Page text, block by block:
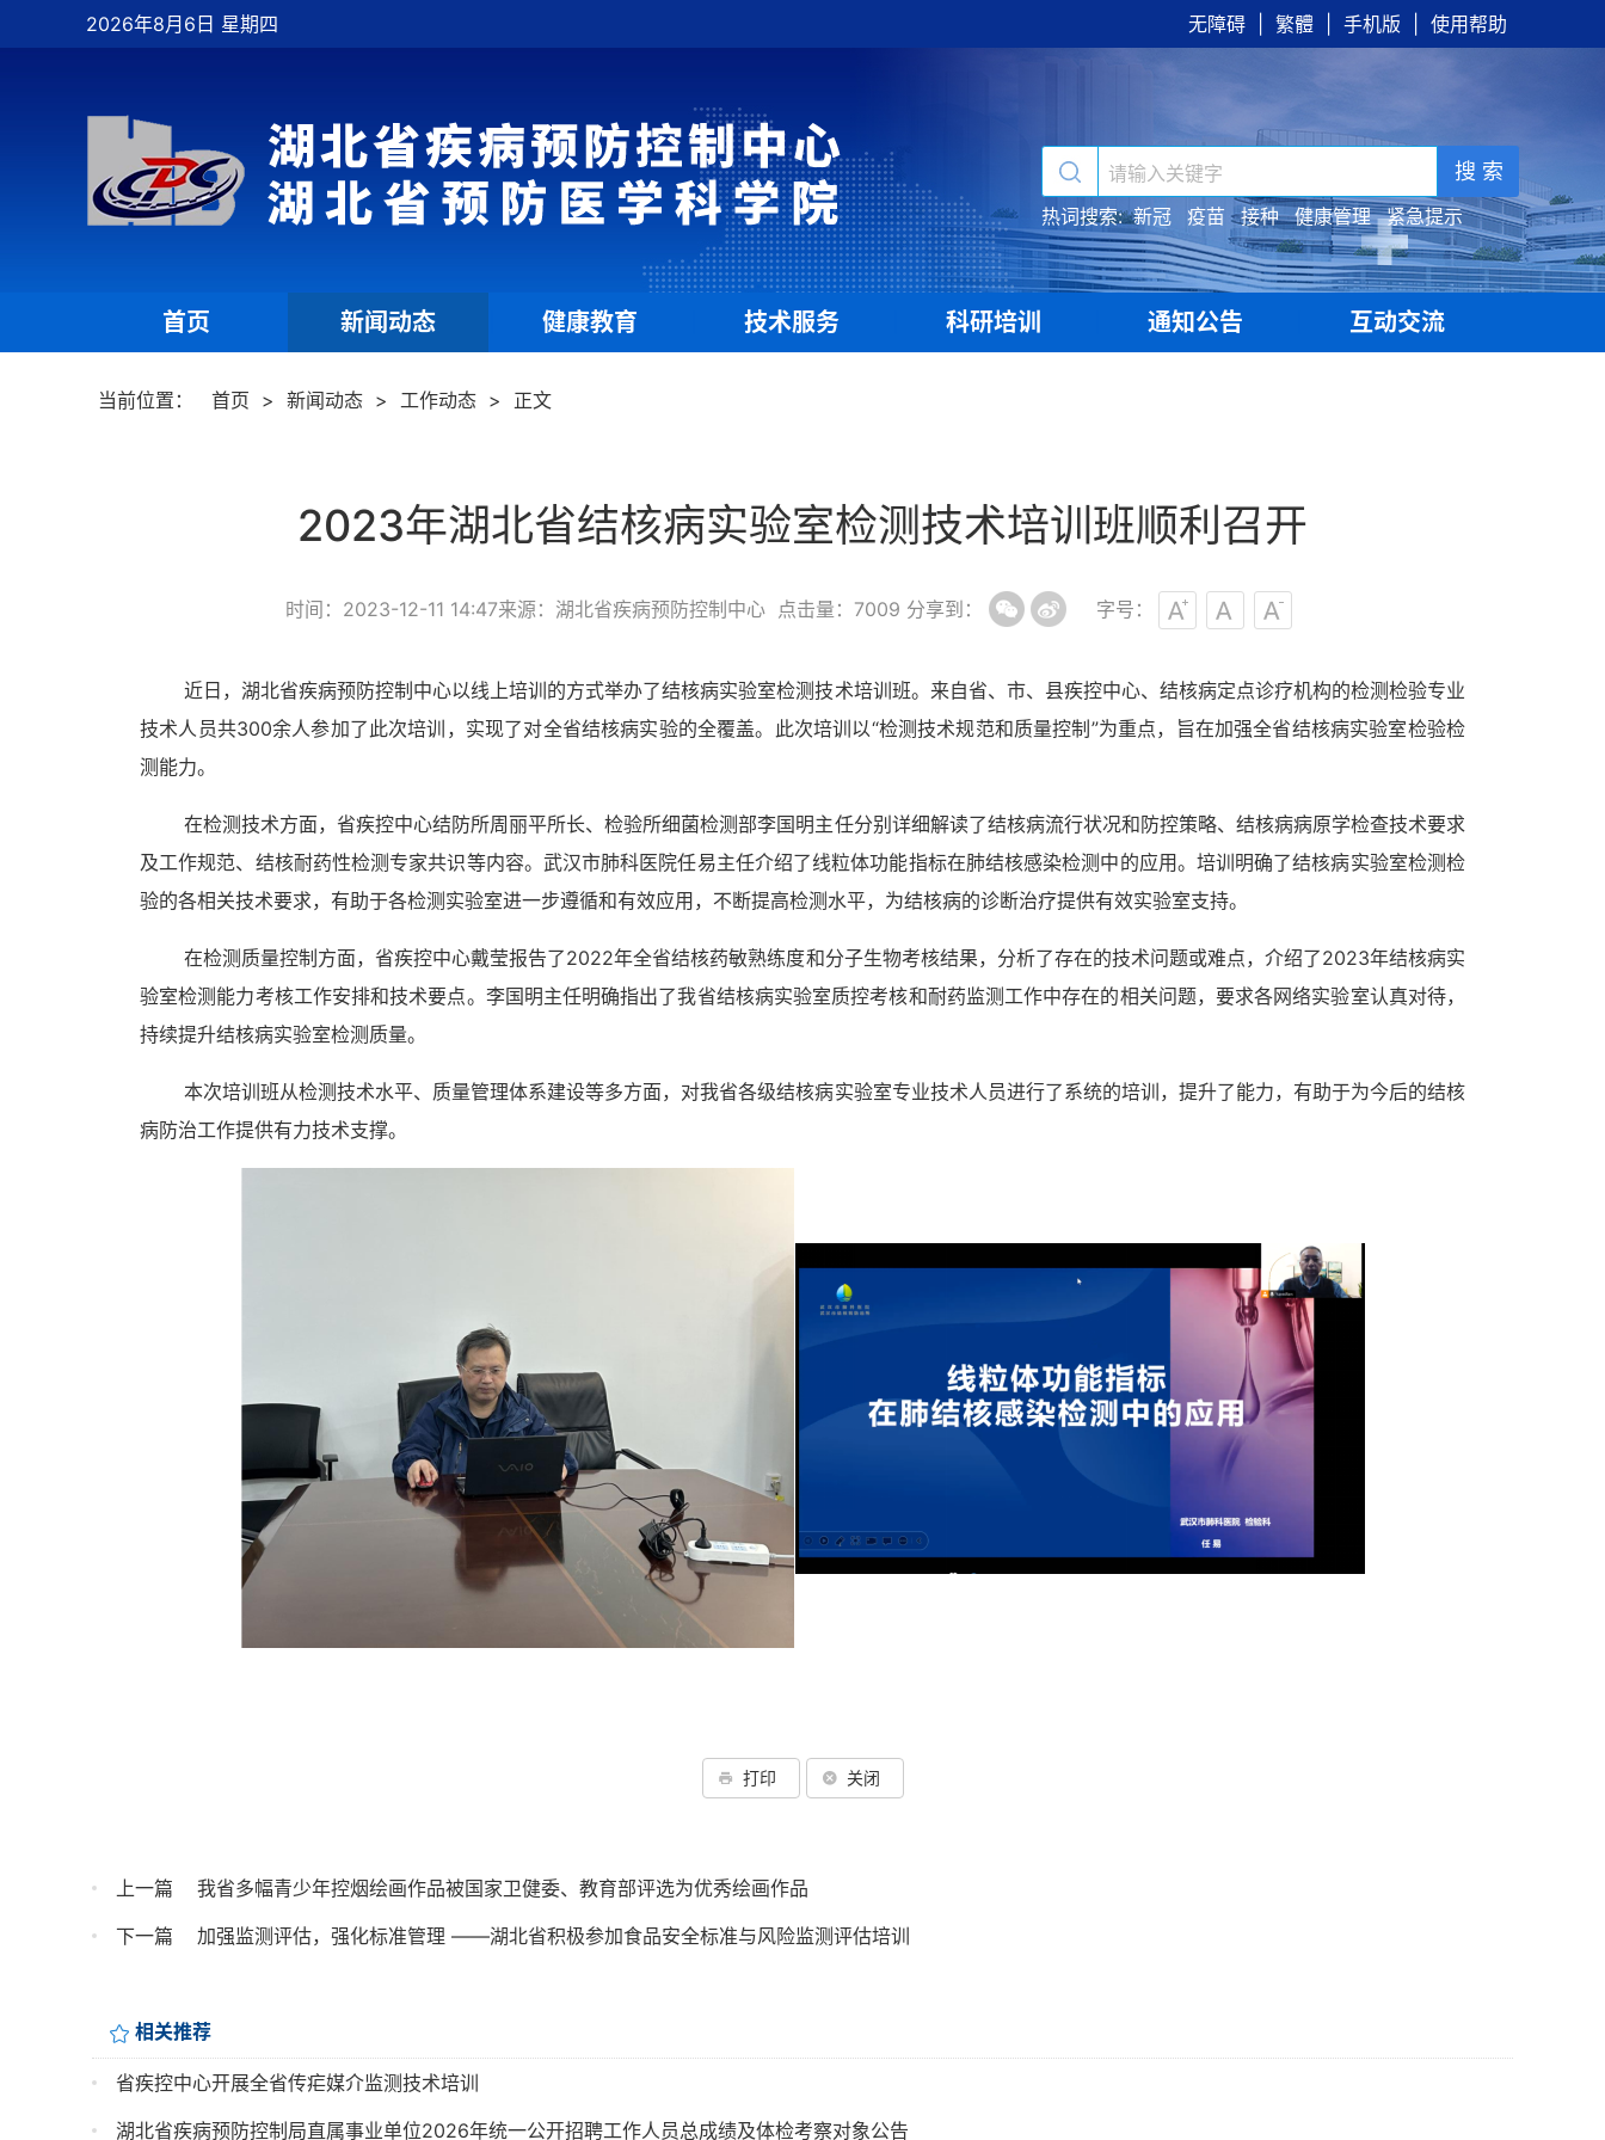
2026年8月6日 星期四 无障碍 繁體 手机版 使用帮助
搜 索
热词搜索: 新冠 疫苗 接种 健康管理 紧急提示
首页 新闻动态 健康教育 技术服务 科研培训 通知公告 互动交流
当前位置： 首页 > 新闻动态 > 工作动态 > 正文
2023年湖北省结核病实验室检测技术培训班顺利召开
时间：2023-12-11 14:47来源：湖北省疾病预防控制中心 点击量： 7009 分享到： 字号：
近日，湖北省疾病预防控制中心以线上培训的方式举办了结核病实验室检测技术培训班。来自省、市、县疾控中心、结核病定点诊疗机构的检测检验专业
技术人员共300余人参加了此次培训，实现了对全省结核病实验的全覆盖。此次培训以“检测技术规范和质量控制”为重点，旨在加强全省结核病实验室检验检
测能力。
在检测技术方面，省疾控中心结防所周丽平所长、检验所细菌检测部李国明主任分别详细解读了结核病流行状况和防控策略、结核病病原学检查技术要求
及工作规范、结核耐药性检测专家共识等内容。武汉市肺科医院任易主任介绍了线粒体功能指标在肺结核感染检测中的应用。培训明确了结核病实验室检测检
验的各相关技术要求，有助于各检测实验室进一步遵循和有效应用，不断提高检测水平，为结核病的诊断治疗提供有效实验室支持。
在检测质量控制方面，省疾控中心戴莹报告了2022年全省结核药敏熟练度和分子生物考核结果，分析了存在的技术问题或难点，介绍了2023年结核病实
验室检测能力考核工作安排和技术要点。李国明主任明确指出了我省结核病实验室质控考核和耐药监测工作中存在的相关问题，要求各网络实验室认真对待，
持续提升结核病实验室检测质量。
本次培训班从检测技术水平、质量管理体系建设等多方面，对我省各级结核病实验室专业技术人员进行了系统的培训，提升了能力，有助于为今后的结核
病防治工作提供有力技术支撑。
打印 关闭
上一篇
我省多幅青少年控烟绘画作品被国家卫健委、教育部评选为优秀绘画作品
下一篇
加强监测评估，强化标准管理 ——湖北省积极参加食品安全标准与风险监测评估培训
相关推荐
省疾控中心开展全省传疟媒介监测技术培训
湖北省疾病预防控制局直属事业单位2026年统一公开招聘工作人员总成绩及体检考察对象公告